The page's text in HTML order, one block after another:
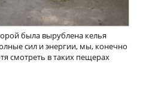
была вырублена келья
сил и энергии, мы, конечно
смотреть в таких пещерах